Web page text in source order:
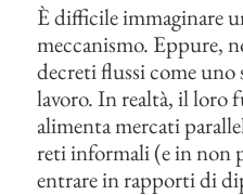
È difficile immaginare
meccanismo. Eppure,
decreti flussi come
lavoro. In realtà, il loro
alimenta mercati
reti informali (e in non
entrare in rapporti di